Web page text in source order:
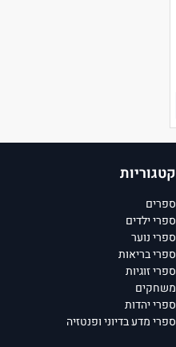
קטגוריות
ספרים
ספרי ילדים
ספרי נוער
ספרי בריאות
ספרי זוגיות
משחקים
ספרי יהדות
ספרי מדע בדיוני ופנטזיה